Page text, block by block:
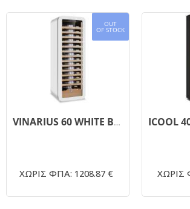
OUT
OF STOCK
VINARIUS 60 WHITE Βιτρίνα κρασιών
ΧΩΡΙΣ ΦΠΑ: 1208.87 € ΧΩΡΙΣ